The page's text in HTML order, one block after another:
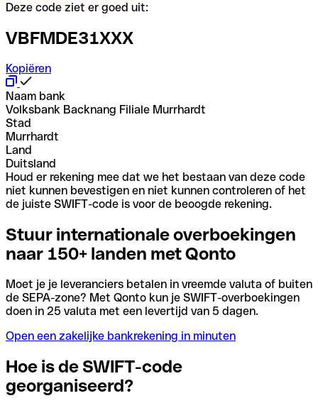
Deze code ziet er goed uit:
VBFMDE31XXX
Kopiëren
Naam bank
Volksbank Backnang Filiale Murrhardt
Stad
Murrhardt
Land
Duitsland
Houd er rekening mee dat we het bestaan van deze code
niet kunnen bevestigen en niet kunnen controleren of het
de juiste SWIFT-code is voor de beoogde rekening.
Stuur internationale overboekingen
naar 150+ landen met Qonto
Moet je je leveranciers betalen in vreemde valuta of buiten
de SEPA-zone? Met Qonto kun je SWIFT-overboekingen
doen in 25 valuta met een levertijd van 5 dagen.
Open een zakelijke bankrekening in minuten
Hoe is de SWIFT-code
georganiseerd?